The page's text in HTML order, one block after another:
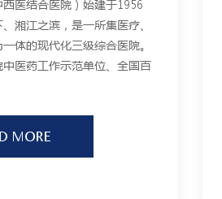
医结合医院）始建于1956
湘江之滨，是一所集医疗、
体的现代化三级综合医院。
医药工作示范单位、全国百
范大学内科学、外科学和耳
MORE